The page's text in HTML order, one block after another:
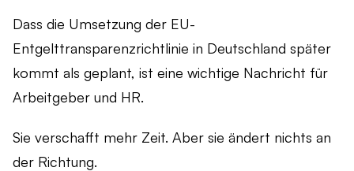
Dass die Umsetzung der EU-
Entgelttransparenzrichtlinie in Deutschland später
kommt als geplant, ist eine wichtige Nachricht für
Arbeitgeber und HR.
Sie verschafft mehr Zeit. Aber sie ändert nichts an
der Richtung.